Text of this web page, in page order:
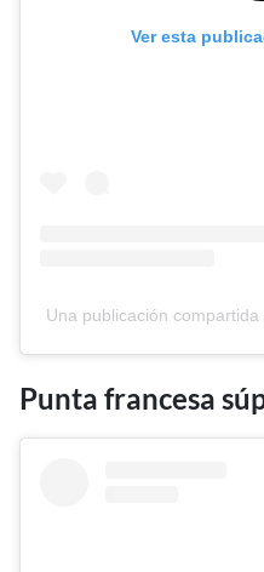
Ver esta
Una publicación
Punta francesa